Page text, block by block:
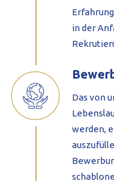
in der
Das von
werden,